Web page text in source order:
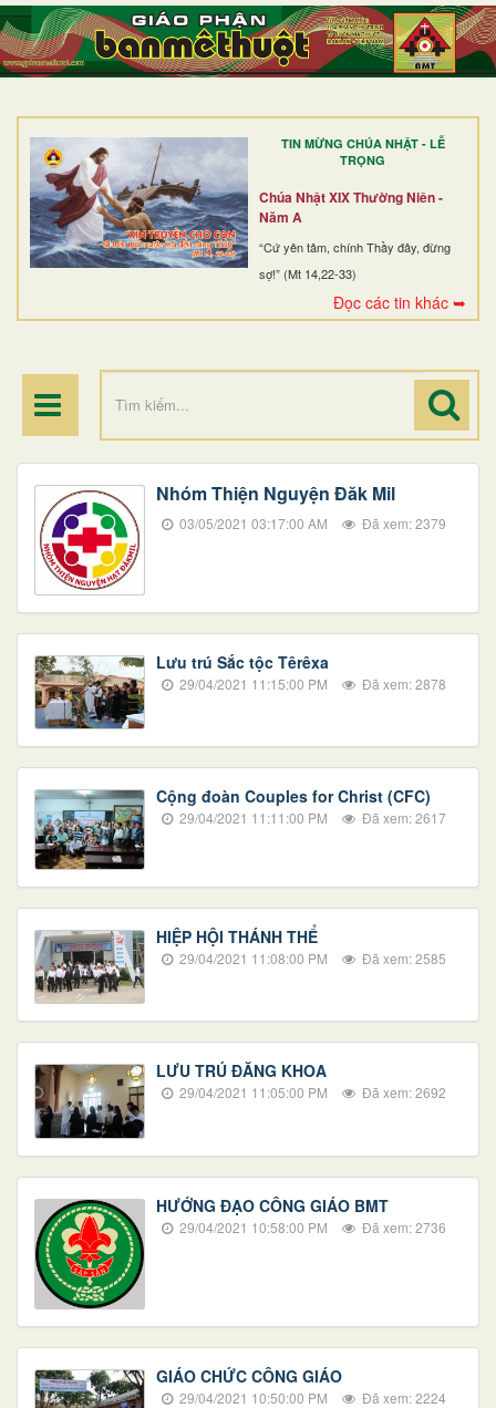
TIN MỪNG CHÚA NHẬT - LỄ
TRỌNG
Chúa Nhật XIX Thường Niên -
Năm A
“Cứ yên tâm, chính Thầy đây, đừng
sợ!” (Mt 14,22-33)
Đọc các tin khác ➥
TRANG NHẤT
GIỚI THIỆU
DÒNG TU
BAN MỤC VỤ
ĐOÀN THỂ CG
ĐIỂM HÀNH HƯƠNG
Nhóm Thiện Nguyện Đăk Mil
03/05/2021 03:17:00 AM Đã xem: 2379
Lưu trú Sắc tộc Têrêxa
29/04/2021 11:15:00 PM Đã xem: 2878
Cộng đoàn Couples for Christ (CFC)
29/04/2021 11:11:00 PM Đã xem: 2617
HIỆP HỘI THÁNH THỂ
29/04/2021 11:08:00 PM Đã xem: 2585
LƯU TRÚ ĐĂNG KHOA
29/04/2021 11:05:00 PM Đã xem: 2692
HƯỚNG ĐẠO CÔNG GIÁO BMT
29/04/2021 10:58:00 PM Đã xem: 2736
GIÁO CHỨC CÔNG GIÁO
29/04/2021 10:50:00 PM Đã xem: 2224